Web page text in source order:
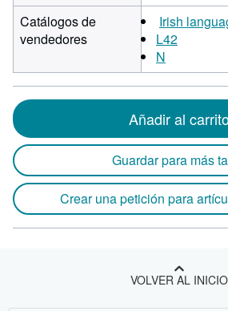
Catálogos de
vendedores
Irish
L42
N
Añadir al
Guardar para más
Crear una petición para
VOLVER AL INICIO